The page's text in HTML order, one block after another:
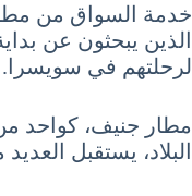
خدمة السواق من مطار
الذين يبحثون عن
لرحلتهم في سويسرا.
مطار جنيف، كواحد
البلاد، يستقبل